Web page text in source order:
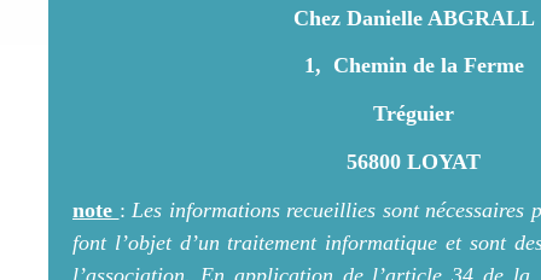
Chez Danielle ABGRALL
1, Chemin de la Ferme
Tréguier
56800 LOYAT
note : Les informations recueillies sont nécessaires
font l’objet d’un traitement informatique et sont
l’association. En application de l’article 34 de